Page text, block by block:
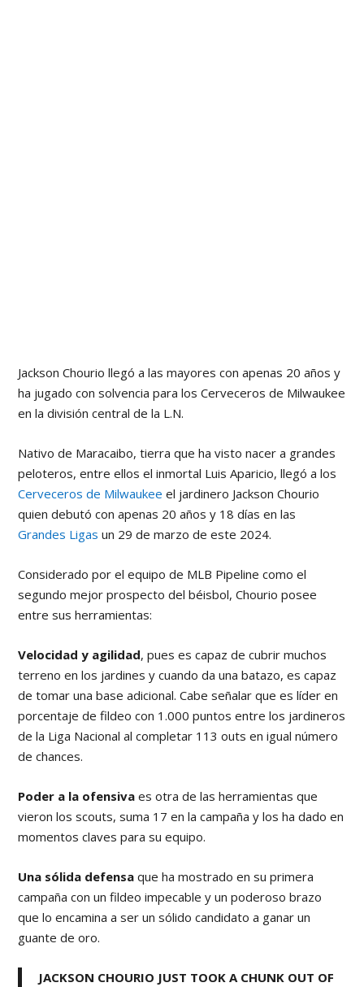
Jackson Chourio llegó a las mayores con apenas 20 años y
ha jugado con solvencia para los Cerveceros de Milwaukee
en la división central de la L.N.
Nativo de Maracaibo, tierra que ha visto nacer a grandes
peloteros, entre ellos el inmortal Luis Aparicio, llegó a los
Cerveceros de Milwaukee el jardinero Jackson Chourio
quien debutó con apenas 20 años y 18 días en las
Grandes Ligas un 29 de marzo de este 2024.
Considerado por el equipo de MLB Pipeline como el
segundo mejor prospecto del béisbol, Chourio posee
entre sus herramientas:
Velocidad y agilidad, pues es capaz de cubrir muchos
terreno en los jardines y cuando da una batazo, es capaz
de tomar una base adicional. Cabe señalar que es líder en
porcentaje de fildeo con 1.000 puntos entre los jardineros
de la Liga Nacional al completar 113 outs en igual número
de chances.
Poder a la ofensiva es otra de las herramientas que
vieron los scouts, suma 17 en la campaña y los ha dado en
momentos claves para su equipo.
Una sólida defensa que ha mostrado en su primera
campaña con un fildeo impecable y un poderoso brazo
que lo encamina a ser un sólido candidato a ganar un
guante de oro.
JACKSON CHOURIO JUST TOOK A CHUNK OUT OF